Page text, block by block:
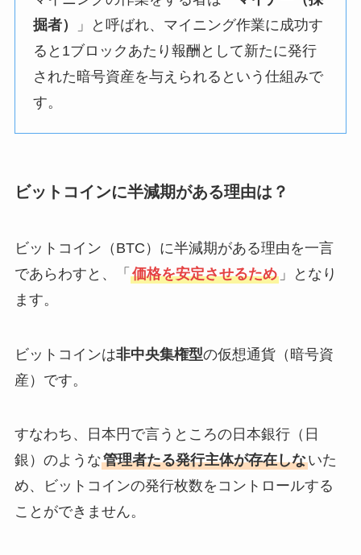
掘者）
」と呼ばれ、マイニング作業に成功す
ると1ブロックあたり報酬として新たに発行
された暗号資産を与えられるという仕組みで
す。
ビットコインに半減期がある理由は？
ビットコイン（BTC）に半減期がある理由を一言
であらわすと、「 価格を安定させるため」となり
ます。
ビットコインは非中央集権型の仮想通貨（暗号資
産）です。
すなわち、日本円で言うところの日本銀行（日
銀）のような管理者たる発行主体が存在しないた
め、ビットコインの発行枚数をコントロールする
ことができません。